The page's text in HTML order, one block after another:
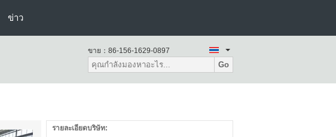
ข่าว
ขาย： 86-156-1629-0897
Go
รายละเอียดบริษัท: